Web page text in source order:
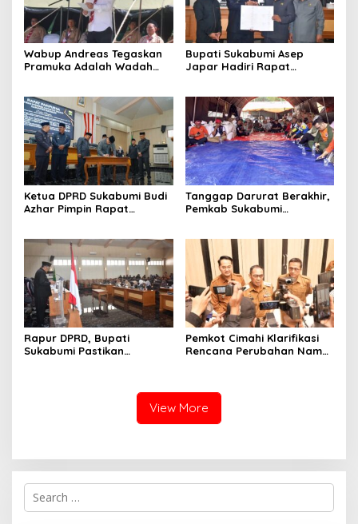
Wabup Andreas Tegaskan
Pramuka Adalah Wadah
Bupati Sukabumi Asep
Japar Hadiri Rapat
Disabilitas
Ketua DPRD Sukabumi Budi
Azhar Pimpin Rapat
Tanggap Darurat Berakhir,
Pemkab Sukabumi
Rapur DPRD, Bupati
Sukabumi Pastikan
Pemkot Cimahi Klarifikasi
Rencana Perubahan Nama
View More
S